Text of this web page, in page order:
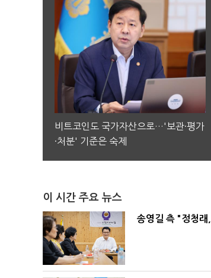
비트코인도 국가자산으로…'보관·평가
·처분' 기준은 숙제
이 시간 주요 뉴스
송영길 측 "정청